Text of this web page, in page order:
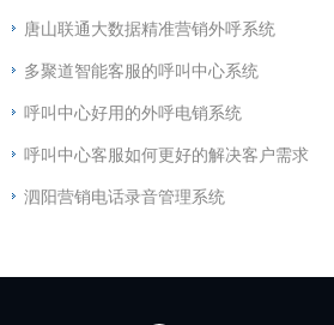
唐山联通大数据精准营销外呼系统
多聚道智能客服的呼叫中心系统
呼叫中心好用的外呼电销系统
呼叫中心客服如何更好的解决客户需求
泗阳营销电话录音管理系统